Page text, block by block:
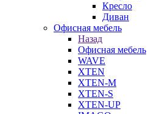
Кресло
Диван
Офисная мебель
Назад
Офисная мебель
WAVE
XTEN
XTEN-M
XTEN-S
XTEN-UP